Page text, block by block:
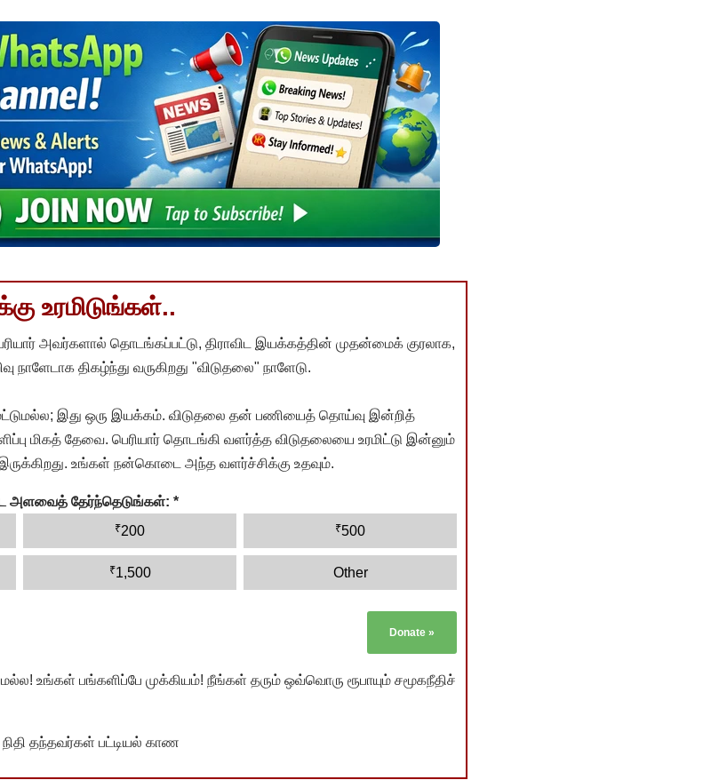
உரமிடுங்கள்..
அவர்களால் தொடங்கப்பட்டு, திராவிட இயக்கத்தின் முதன்மைக் குரலாக,
நாளேடாக திகழ்ந்து வருகிறது "விடுதலை" நாளேடு.
மட்டுமல்ல; இது ஒரு இயக்கம். விடுதலை தன் பணியைத் தொய்வு இன்றித்
மிகத் தேவை. பெரியார் தொடங்கி வளர்த்த விடுதலையை உரமிட்டு இன்னும்
உங்கள் நன்கொடை அந்த வளர்ச்சிக்கு உதவும்.
தேர்ந்தெடுங்கள்: *
₹200 ₹500
₹1,500 Other
Donate »
உங்கள் பங்களிப்பே முக்கியம்! நீங்கள் தரும் ஒவ்வொரு ரூபாயும் சமூகநீதிச்
தந்தவர்கள் பட்டியல் காண